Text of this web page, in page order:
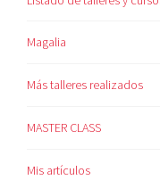
Magalia
Más talleres realizados
MASTER CLASS
Mis artículos